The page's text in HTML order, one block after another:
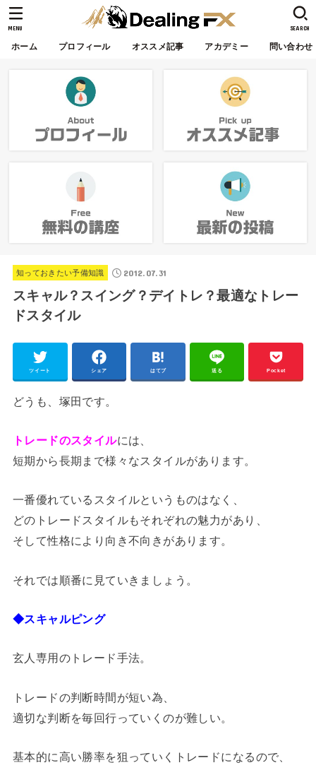
ホーム プロフィール オススメ記事 アカデミー 問い合わせ
SEARCH
MENU
知っておきたい予備知識 2012.07.31
スキャル？スイング？デイトレ？最適なトレー
ドスタイル
ツイート シェア はてブ 送る Pocket
どうも、塚田です。
トレードのスタイルには、
短期から長期まで様々なスタイルがあります。
一番優れているスタイルというものはなく、
どのトレードスタイルもそれぞれの魅力があり、
そして性格により向き不向きがあります。
それでは順番に見ていきましょう。
◆スキャルピング
玄人専用のトレード手法。
トレードの判断時間が短い為、
適切な判断を毎回行っていくのが難しい。
基本的に高い勝率を狙っていくトレードになるので、